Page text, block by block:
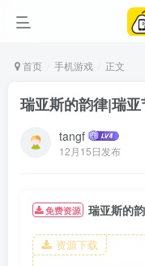
首页 手机游戏 正文
瑞亚斯的韵律|瑞亚
tangf
12月15日发布
免费资源 瑞亚斯的
资源下载